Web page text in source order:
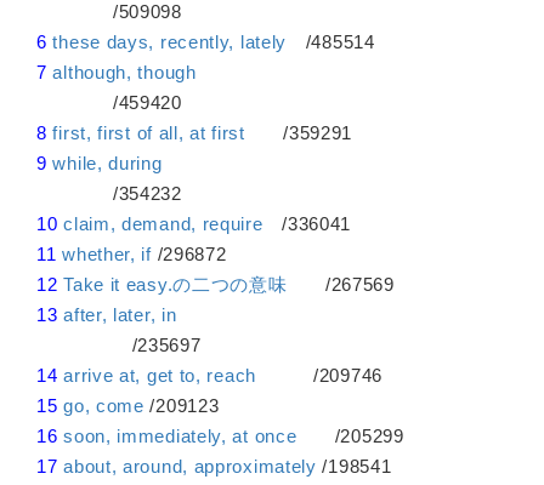
/509098
6 these days, recently, lately /485514
7 although, though
/459420
8 first, first of all, at first /359291
9 while, during
/354232
10 claim, demand, require /336041
11 whether, if/296872
12 Take it easy.の二つの意味 /267569
13 after, later, in
/235697
14 arrive at, get to, reach /209746
15 go, come /209123
16 soon, immediately, at once /205299
17 about, around, approximately /198541